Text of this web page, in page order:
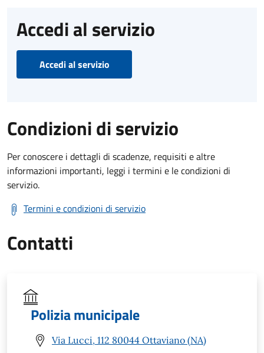
Accedi al servizio
Accedi al servizio
Condizioni di servizio
Per conoscere i dettagli di scadenze, requisiti e altre
informazioni importanti, leggi i termini e le condizioni di
servizio.
Termini e condizioni di servizio
Contatti
Polizia municipale
Via Lucci, 112 80044 Ottaviano (NA)